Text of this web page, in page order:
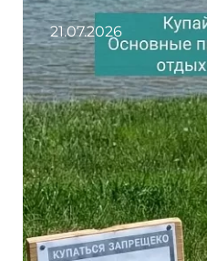
21.07.2026